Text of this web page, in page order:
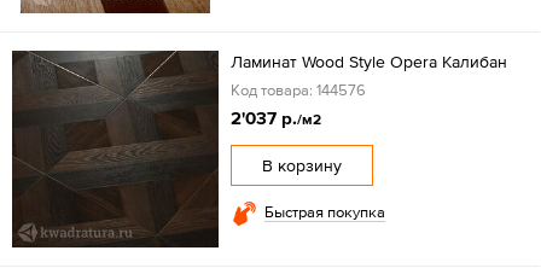
Ламинат Wood Style Opera Калибан
Код товара: 144576
2'037 р./м2
В корзину
Быстрая покупка